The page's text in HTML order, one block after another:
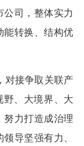
司，整体实力
能转换、结构优
对接争取关联产
野、大境界、大
努力打造成治理
导坚强有力、